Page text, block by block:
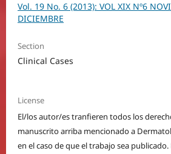
Vol. 19 No. 6 (2013): VOL XIX Nº6
DICIEMBRE
Section
Clinical Cases
License
El/los autor/es tranfieren todos los
manuscrito arriba mencionado a
en el caso de que el trabajo sea